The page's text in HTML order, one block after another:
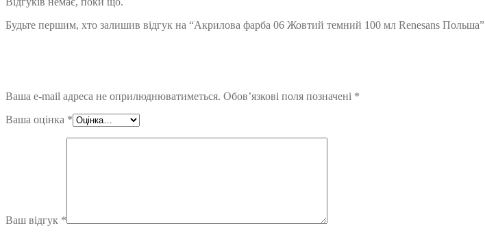
Будьте першим, хто залишив відгук на “Акрилова фарба 06 Жовтий темний 100 мл Renesans Польша”
Ваша e-mail адреса не оприлюднюватиметься. Обов’язкові поля позначені *
Ваша оцінка *
Ваш відгук *